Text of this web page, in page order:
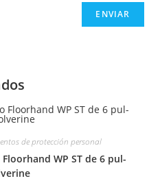
de protección personal
WP ST de 6 pul-